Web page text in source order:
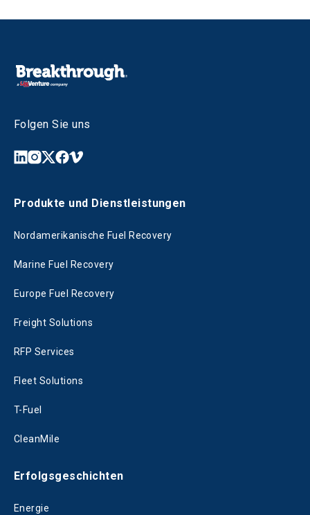
Folgen Sie uns
Produkte und Dienstleistungen
Nordamerikanische Fuel Recovery
Marine Fuel Recovery
Europe Fuel Recovery
Freight Solutions
RFP Services
Fleet Solutions
T-Fuel
CleanMile
Erfolgsgeschichten
Energie